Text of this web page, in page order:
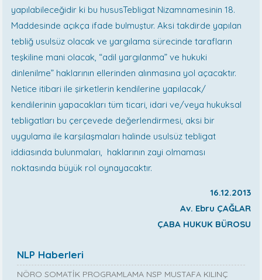
yapılabileceğidir ki bu hususTebligat Nizamnamesinin 18.
Maddesinde açıkça ifade bulmuştur. Aksi takdirde yapılan
tebliğ usulsüz olacak ve yargılama sürecinde tarafların
teşkiline mani olacak, “adil yargılanma” ve hukuki
dinlenilme” haklarının ellerinden alınmasına yol açacaktır.
Netice itibari ile şirketlerin kendilerine yapılacak/
kendilerinin yapacakları tüm ticari, idari ve/veya hukuksal
tebligatları bu çerçevede değerlendirmesi, aksi bir
uygulama ile karşılaşmaları halinde usulsüz tebligat
iddiasında bulunmaları, haklarının zayi olmaması
noktasında büyük rol oynayacaktır.
16.12.2013
Av. Ebru ÇAĞLAR
ÇABA HUKUK BÜROSU
NLP Haberleri
NÖRO SOMATİK PROGRAMLAMA NSP MUSTAFA KILINÇ